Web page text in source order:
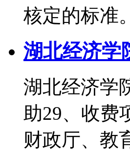
核定的标准。
湖北经济学
湖北经济学
助29、收费
财政厅、教